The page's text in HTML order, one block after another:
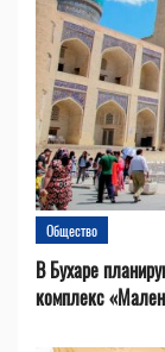
Общество
В Бухаре
комплекс